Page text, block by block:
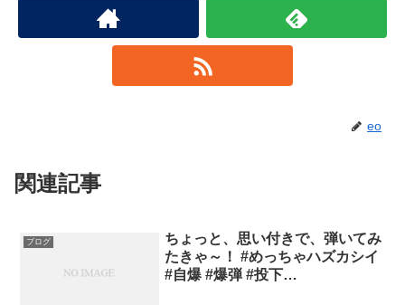
eo
関連記事
ブログ
ちょっと、思い付きで、弾いてみ
たきゃ～！ #めっちゃハズカシイ
#自爆 #爆弾 #投下…